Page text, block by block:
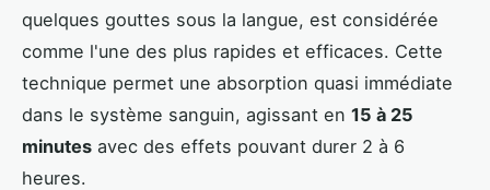
quelques gouttes sous la langue, est considérée
comme l'une des plus rapides et efficaces. Cette
technique permet une absorption quasi immédiate
dans le système sanguin, agissant en 15 à 25
minutes avec des effets pouvant durer 2 à 6
heures.